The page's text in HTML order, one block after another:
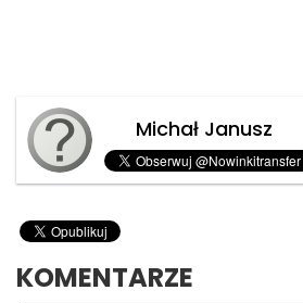
Michał Janusz
KOMENTARZE